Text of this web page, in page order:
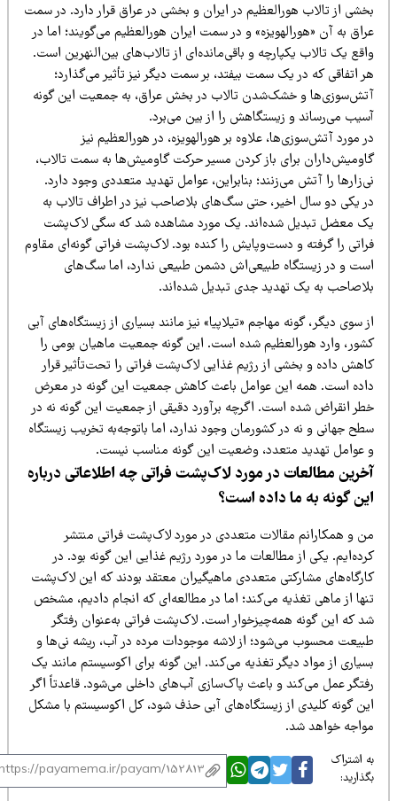
از تالاب هورالعظیم در ایران و بخشی در عراق قرار دارد. در سمت
به آن «هورالهویزه» و در سمت ایران هورالعظیم می‌گویند؛ اما در
یک تالاب یکپارچه و باقی‌مانده‌ای از تالاب‌های بین‌النهرین است.
اتفاقی که در یک سمت بیفتد، بر سمت دیگر نیز تأثیر می‌گذارد؛
و خشک‌شدن تالاب در بخش عراق، به جمعیت این گونه
می‌رساند و زیستگاهش را از بین می‌برد.
مورد آتش‌سوزی‌ها، علاوه بر هورالهویزه، در هورالعظیم نیز
برای باز کردن مسیر حرکت گاومیش‌ها به سمت تالاب،
را آتش می‌زنند؛ بنابراین، عوامل تهدید متعددی وجود دارد.
یکی دو سال اخیر، حتی سگ‌های بلاصاحب نیز در اطراف تالاب به
معضل تبدیل شده‌اند. یک مورد مشاهده شد که سگی لاک‌پشت
را گرفته و دست‌وپایش را کنده بود. لاک‌پشت فراتی گونه‌ای مقاوم
و در زیستگاه طبیعی‌اش دشمن طبیعی ندارد، اما سگ‌های
به یک تهدید جدی تبدیل شده‌اند.
سوی دیگر، گونه مهاجم «تیلاپیا» نیز مانند بسیاری از زیستگاه‌های آبی
وارد هورالعظیم شده است. این گونه جمعیت ماهیان بومی را
داده و بخشی از رژیم غذایی لاک‌پشت فراتی را تحت‌تأثیر قرار
است. همه این عوامل باعث کاهش جمعیت این گونه در معرض
انقراض شده است. اگرچه برآورد دقیقی از جمعیت این گونه نه در
جهانی و نه در کشورمان وجود ندارد، اما باتوجه‌به تخریب زیستگاه
عوامل تهدید متعدد، وضعیت این گونه مناسب نیست.
مطالعات در مورد لاک‌پشت فراتی چه اطلاعاتی درباره
گونه به ما داده است؟
و همکارانم مقالات متعددی در مورد لاک‌پشت فراتی منتشر
یکی از مطالعات ما در مورد رژیم غذایی این گونه بود. در
مشارکتی متعددی ماهیگیران معتقد بودند که این لاک‌پشت
از ماهی تغذیه می‌کند؛ اما در مطالعه‌ای که انجام دادیم، مشخص
که این گونه همه‌چیزخوار است. لاک‌پشت فراتی به‌عنوان رفتگر
محسوب می‌شود؛ از لاشه موجودات مرده در آب، ریشه نی‌ها و
از مواد دیگر تغذیه می‌کند. این گونه برای اکوسیستم مانند یک
عمل می‌کند و باعث پاک‌سازی آب‌های داخلی می‌شود. قاعدتاً اگر
گونه کلیدی از زیستگاه‌های آبی حذف شود، کل اکوسیستم با مشکل
خواهد شد.
اشتراک